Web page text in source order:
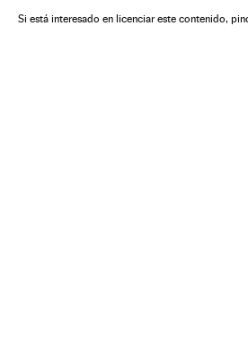
Big Little Lies HBO Miniseries
Si está interesado en licenciar este contenido,